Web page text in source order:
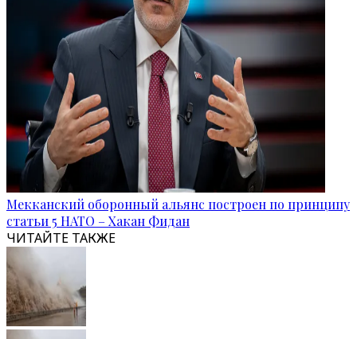
Мекканский оборонный альянс построен по принципу
статьи 5 НАТО – Хакан Фидан
ЧИТАЙТЕ ТАКЖЕ